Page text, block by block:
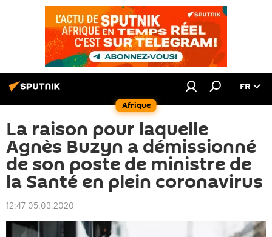
Afrique
FR
La raison pour laquelle
Agnès Buzyn a démissionné
de son poste de ministre de
la Santé en plein coronavirus
12:47 05.03.2020